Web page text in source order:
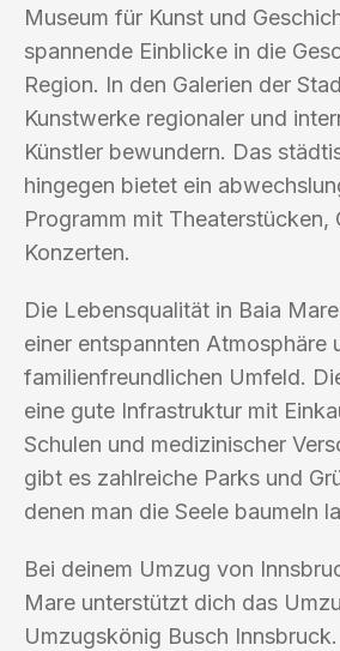
Museum für Kunst und
spannende Einblicke in die
Region. In den Galerien der
Kunstwerke regionaler und
Künstler bewundern. Das
hingegen bietet ein
Programm mit Theaterstücken,
Konzerten.
Die Lebensqualität in Baia
einer entspannten Atmosphäre
familienfreundlichen Umfeld.
eine gute Infrastruktur mit
Schulen und medizinischer
gibt es zahlreiche Parks und
denen man die Seele baumeln
Bei deinem Umzug von
Mare unterstützt dich das
Umzugskönig Busch